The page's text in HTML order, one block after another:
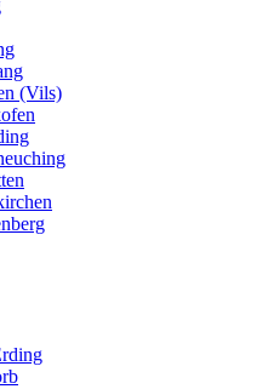
(Vils)